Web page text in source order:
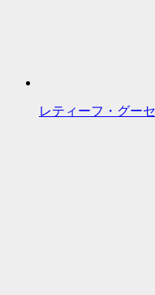
レティーフ・グー